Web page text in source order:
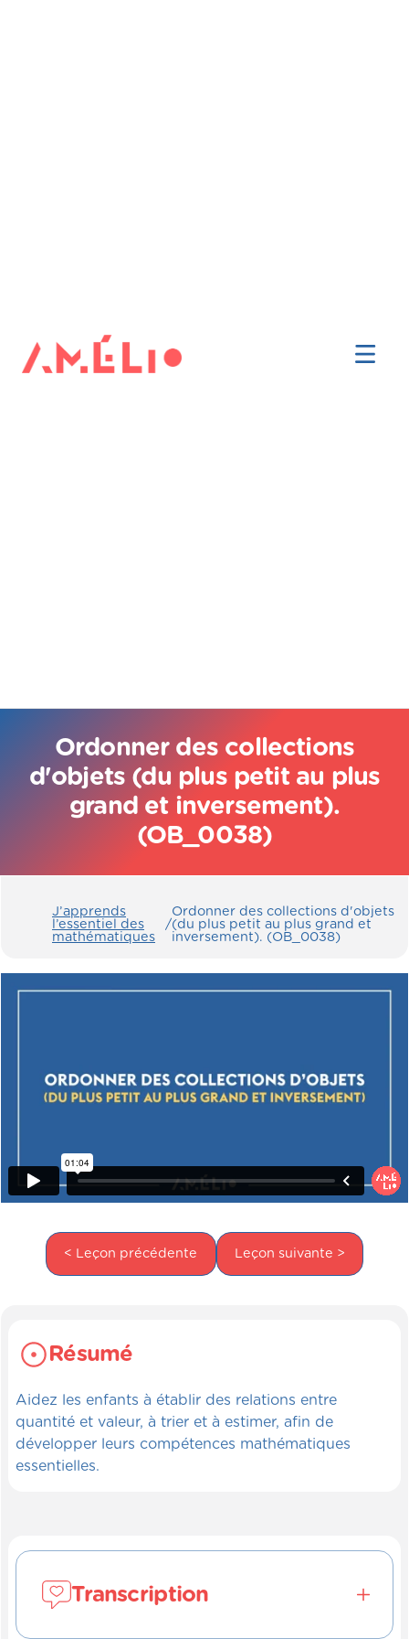
Ordonner des collections
d'objets (du plus petit au plus
grand et inversement).
(OB_0038)
J’apprends
l’essentiel des
mathématiques
/
Ordonner des collections d'objets
(du plus petit au plus grand et
inversement). (OB_0038)
< Leçon précédente Leçon suivante >
Résumé
Aidez les enfants à établir des relations entre
quantité et valeur, à trier et à estimer, afin de
développer leurs compétences mathématiques
essentielles.
Transcription